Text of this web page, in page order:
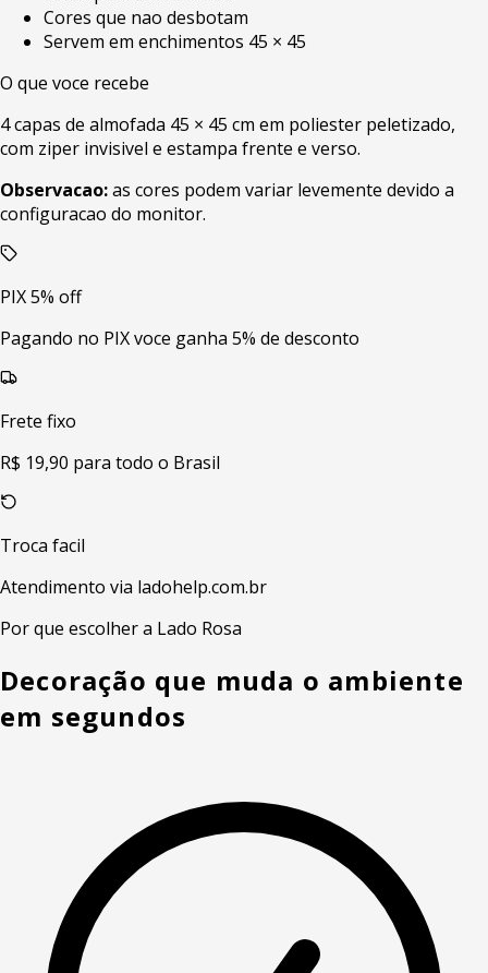
Cores que nao desbotam
Servem em enchimentos 45 × 45
O que voce recebe
4 capas de almofada 45 × 45 cm em poliester peletizado,
com ziper invisivel e estampa frente e verso.
Observacao:as cores podem variar levemente devido a
configuracao do monitor.
PIX 5% off
Pagando no PIX voce ganha 5% de desconto
Frete fixo
R$ 19,90 para todo o Brasil
Troca facil
Atendimento via ladohelp.com.br
Por que escolher a Lado Rosa
Decoração que muda o ambiente
em segundos